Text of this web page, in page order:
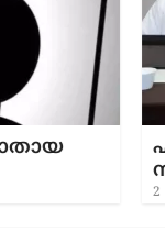
കപ്പ്
സൗദിയിൽ